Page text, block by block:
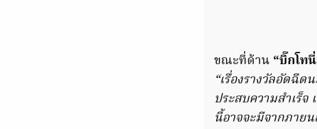
ขณะที่ด้าน “บิ๊กโท
“เรื่องรางวัลอัดฉีด
ประสบความสำเร็
นี้อาจจะมีจากภาย